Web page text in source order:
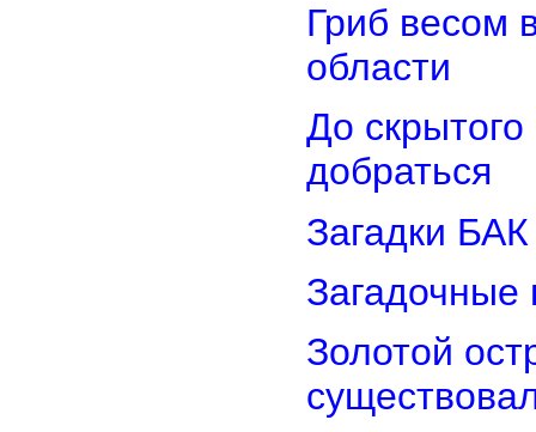
Гриб весом
области
До
добраться
Загадки
Загадочные
Золотой